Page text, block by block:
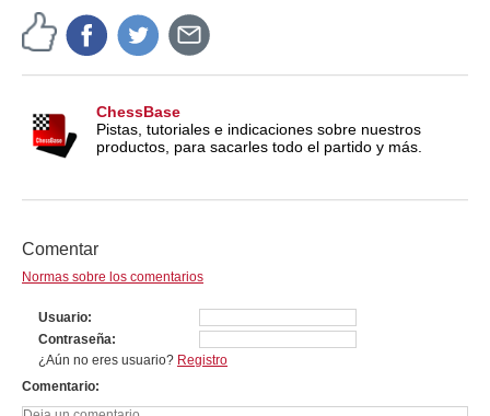
ChessBase
Pistas, tutoriales e indicaciones sobre nuestros
productos, para sacarles todo el partido y más.
Comentar
Normas sobre los comentarios
Usuario
Contraseña
¿Aún no eres usuario? Registro
Comentario